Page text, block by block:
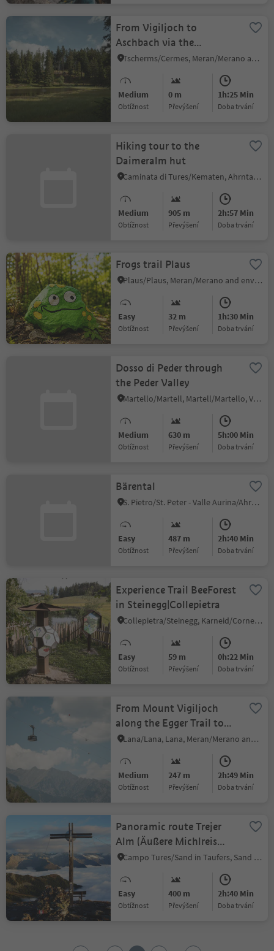
From Vigiljoch to
Aschbach via the
Schwarze Lacke
Tscherms/Cermes, Meran/Merano and environs
Medium
Obtížnost
0 m
Převýšení
1h:25 Min
doba trvání
Hiking tour to the
Daimeralm hut
Caminata di Tures/Kematen, Ahrntal/Valle Aurina, Ahrntal/Valle Aurina
Medium
Obtížnost
905 m
Převýšení
2h:57 Min
doba trvání
Frogs trail Plaus
Plaus/Plaus, Meran/Merano and environs
Easy
Obtížnost
32 m
Převýšení
1h:30 Min
doba trvání
Dosso di Peder through
the Peder Valley
Martello/Martell, Martell/Martello, Vinschgau/Val Venosta
Medium
Obtížnost
630 m
Převýšení
5h:00 Min
doba trvání
Bärental
S. Pietro/St. Peter - Valle Aurina/Ahrntal, Ahrntal/Valle Aurina, Ahrntal/Valle Aurina
Easy
Obtížnost
487 m
Převýšení
2h:40 Min
doba trvání
Experience Trail BeeForest
in Steinegg|Collepietra
Collepietra/Steinegg, Karneid/Cornedo all'Isarco, Dolomites Region Eggental
Easy
Obtížnost
59 m
Převýšení
0h:22 Min
doba trvání
From Mount Vigiljoch
along the Egger Trail to
the Eggerhof Farm
Lana/Lana, Lana, Meran/Merano and environs
Medium
Obtížnost
247 m
Převýšení
2h:49 Min
doba trvání
Panoramic route Trejer
Alm (Äußere Michlreis
Alm) [alpine hut] –
Sonnklar Nock [hillock]
Campo Tures/Sand in Taufers, Sand in Taufers/Campo Tures, Ahrntal/Valle Aurina
Easy
Obtížnost
400 m
Převýšení
2h:40 Min
doba trvání